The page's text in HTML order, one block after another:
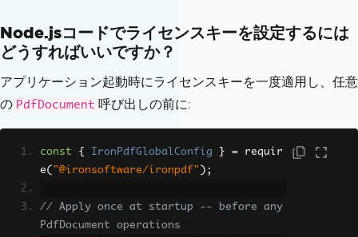
Node.jsコードでライセンスキーを設定するには
どうすればいいですか？
アプリケーション起動時にライセンスキーを一度適用し、任意
の PdfDocument 呼び出しの前に:
const { IronPdfGlobalConfig } = requir
e( "@ironsoftware/ironpdf" );
// Apply once at startup -- before any
PdfDocument operations